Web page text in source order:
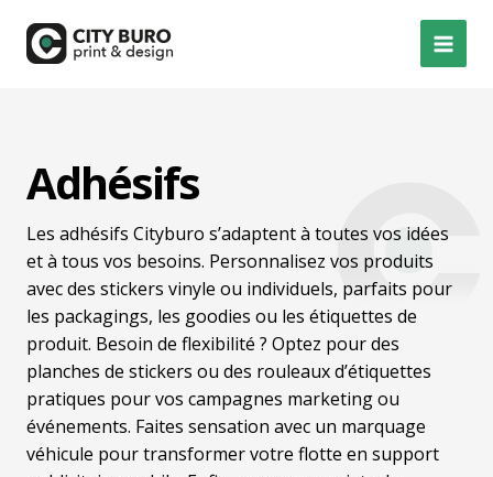
contenu
MAIN
Adhésifs
Les adhésifs Cityburo s’adaptent à toutes vos idées
et à tous vos besoins. Personnalisez vos produits
avec des stickers vinyle ou individuels, parfaits pour
les packagings, les goodies ou les étiquettes de
produit. Besoin de flexibilité ? Optez pour des
planches de stickers ou des rouleaux d’étiquettes
pratiques pour vos campagnes marketing ou
événements. Faites sensation avec un marquage
véhicule pour transformer votre flotte en support